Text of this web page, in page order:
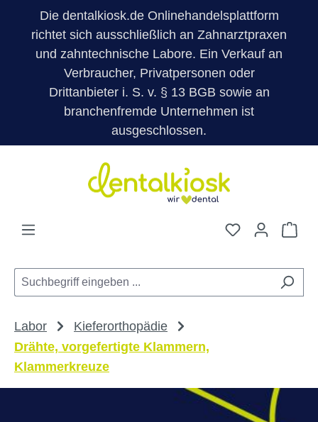
Die dentalkiosk.de Onlinehandelsplattform
richtet sich ausschließlich an Zahnarztpraxen
und zahntechnische Labore. Ein Verkauf an
Verbraucher, Privatpersonen oder
Drittanbieter i. S. v. § 13 BGB sowie an
branchenfremde Unternehmen ist
ausgeschlossen.
Zum Hauptinhalt springen
Du hast 0
Labor
Kieferorthopädie
Drähte, vorgefertigte Klammern,
Klammerkreuze